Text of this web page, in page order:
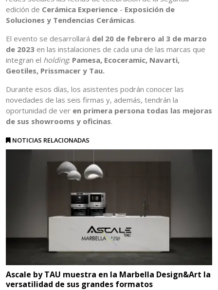
edición de Cerámica Experience - Exposición de
Soluciones y Tendencias Cerámicas.
El evento se desarrollará del 20 de febrero al 3 de marzo
de 2023 en las instalaciones de cada una de las marcas que
integran el holding: Pamesa, Ecoceramic, Navarti,
Geotiles, Prissmacer y Tau.
Durante esos días, los asistentes podrán conocer las
novedades de las seis firmas y, además, tendrán la
oportunidad de ver en primera persona todas las mejoras
de sus showrooms y oficinas.
NOTICIAS RELACIONADAS
Ascale by TAU muestra en la Marbella Design&Art la
versatilidad de sus grandes formatos